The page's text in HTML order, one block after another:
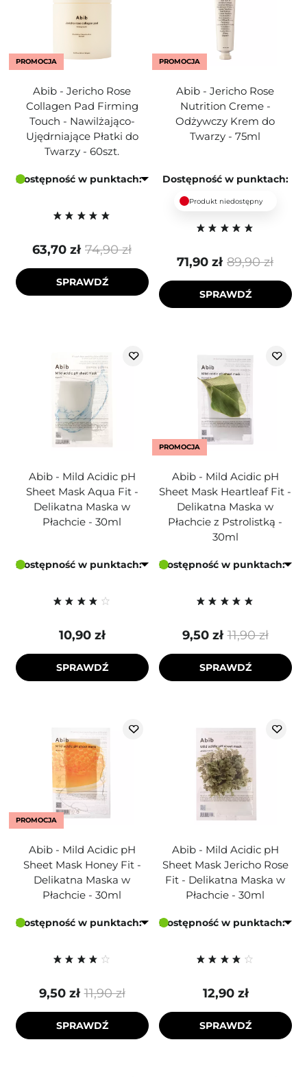
PROMOCJA
Abib - Jericho Rose
Collagen Pad Firming
Touch - Nawilżająco-
Ujędrniające Płatki do
Twarzy - 60szt.
Dostępność w punktach:
74,90 zł
63,70 zł
SPRAWDŹ
PROMOCJA
Abib - Jericho Rose
Nutrition Creme -
Odżywczy Krem do
Twarzy - 75ml
Dostępność w punktach:
Produkt niedostępny
89,90 zł
71,90 zł
SPRAWDŹ
Abib - Mild Acidic pH
Sheet Mask Aqua Fit -
Delikatna Maska w
Płachcie - 30ml
Dostępność w punktach:
10,90 zł
SPRAWDŹ
PROMOCJA
Abib - Mild Acidic pH
Sheet Mask Heartleaf Fit -
Delikatna Maska w
Płachcie z Pstrolistką -
30ml
Dostępność w punktach:
11,90 zł
9,50 zł
SPRAWDŹ
PROMOCJA
Abib - Mild Acidic pH
Sheet Mask Honey Fit -
Delikatna Maska w
Płachcie - 30ml
Dostępność w punktach:
11,90 zł
9,50 zł
SPRAWDŹ
Abib - Mild Acidic pH
Sheet Mask Jericho Rose
Fit - Delikatna Maska w
Płachcie - 30ml
Dostępność w punktach:
12,90 zł
SPRAWDŹ